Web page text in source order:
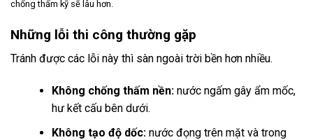
chống thấm kỹ sẽ lâu hơn.
Những lỗi thi công thường gặp
Tránh được các lỗi này thì sàn ngoài trời bền hơn nhiều.
Không chống thấm nền:nước ngấm gây ẩm mốc,
hư kết cấu bên dưới.
Không tạo độ dốc:nước đọng trên mặt và trong